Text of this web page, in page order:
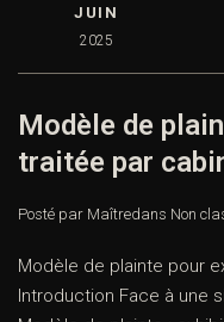
JUIN
2025
Modèle de
traitée par
Posté par Maîtredans Non
Modèle de plainte pour
Introduction Face à une